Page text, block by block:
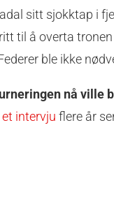
sitt sjokktap i
til å overta
ble ikke
nå ville
intervju flere år